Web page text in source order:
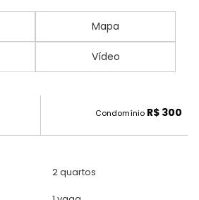
Mapa
Vídeo
Condomínio R$ 300
2 quartos